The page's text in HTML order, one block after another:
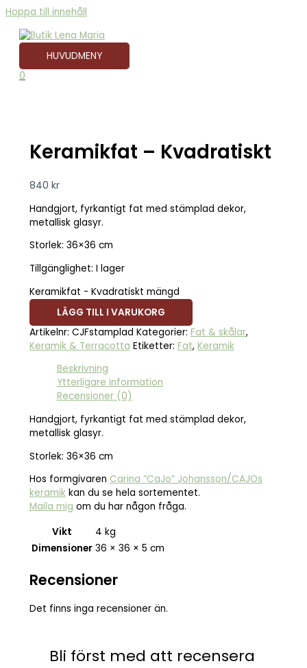
Hoppa till innehåll
HUVUDMENY
0
Keramikfat – Kvadratiskt
840 kr
Handgjort, fyrkantigt fat med stämplad dekor,
metallisk glasyr.
Storlek: 36×36 cm
Tillgänglighet: I lager
Keramikfat - Kvadratiskt mängd
LÄGG TILL I VARUKORG
Artikelnr: CJFstamplad Kategorier: Fat & skålar,
Keramik & Terracotta Etiketter: Fat, Keramik
Beskrivning
Ytterligare information
Recensioner (0)
Handgjort, fyrkantigt fat med stämplad dekor,
metallisk glasyr.
Storlek: 36×36 cm
Hos formgivaren Carina ”CaJo” Johansson/CAJOs
keramikkan du se hela sortementet.
Maila mig om du har någon fråga.
Vikt
4 kg
Dimensioner 36 × 36 × 5 cm
Recensioner
Det finns inga recensioner än.
Bli först med att recensera